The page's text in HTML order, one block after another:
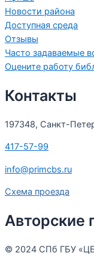
Новости района
Доступная среда
Отзывы
Часто задаваемые
Оцените работу
Контакты
197348, Санкт-
417-57-99
info@primcbs.ru
Схема проезда
Авторские
© 2024 СПб ГБУ